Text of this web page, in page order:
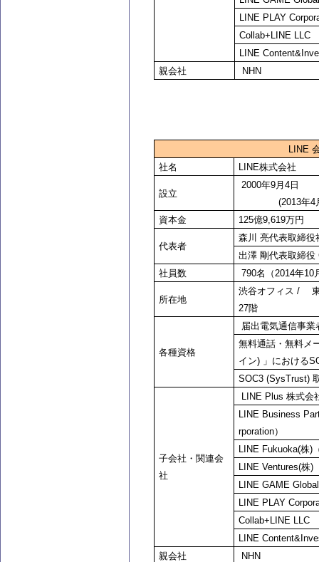
LINE PLAY
Collab+LINE LLC
LINE
親会社
NHN
LINE
社名
LINE株式会社
設立
2000年
(2013年4月1
資本金
125億9,619万円
代表者
森川 亮代表取締
出澤 剛代表取締役
社員数
790名（2014年10
所在地
渋谷オフィス / 東
27階
各種資格
届出電気通信事業
無料通話・無料メ
イン) 」における
SOC3 (SysTrust)
子会社・関連会
社
LINE Plus株式会
LINE Business
rporation）
LINE Fukuoka(株)
LINE Ventures(株)
LINE GAME
LINE PLAY
Collab+LINE LLC
LINE
親会社
NHN